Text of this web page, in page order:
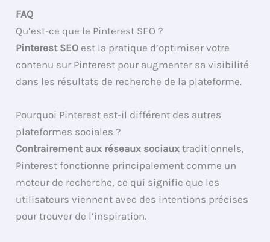
FAQ
Qu’est-ce que le Pinterest SEO ?
Pinterest SEO est la pratique d’optimiser votre
contenu sur Pinterest pour augmenter sa visibilité
dans les résultats de recherche de la plateforme.
Pourquoi Pinterest est-il différent des autres
plateformes sociales ?
Contrairement aux réseaux sociaux traditionnels,
Pinterest fonctionne principalement comme un
moteur de recherche, ce qui signifie que les
utilisateurs viennent avec des intentions précises
pour trouver de l’inspiration.